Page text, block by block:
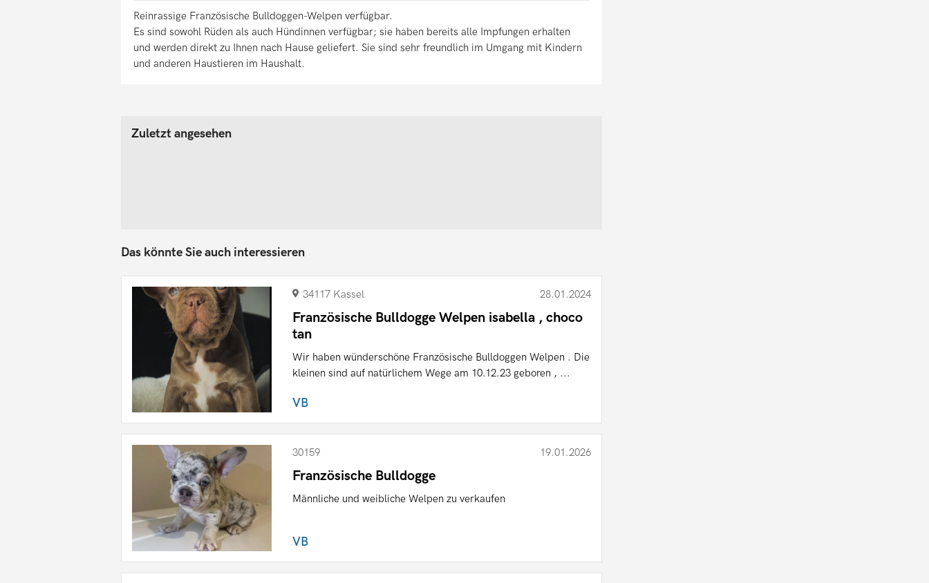
Reinrassige Französische Bulldoggen-Welpen verfügbar.
Es sind sowohl Rüden als auch Hündinnen verfügbar; sie haben bereits alle Impfungen erhalten
und werden direkt zu Ihnen nach Hause geliefert. Sie sind sehr freundlich im Umgang mit Kindern
und anderen Haustieren im Haushalt.
Zuletzt angesehen
Das könnte Sie auch interessieren
34117 Kassel 28.01.2024
Französische Bulldogge Welpen isabella , choco
tan
Wir haben wünderschöne Französische Bulldoggen Welpen . Die
kleinen sind auf natürlichem Wege am 10.12.23 geboren , ...
VB
30159 19.01.2026
Französische Bulldogge
Männliche und weibliche Welpen zu verkaufen
VB